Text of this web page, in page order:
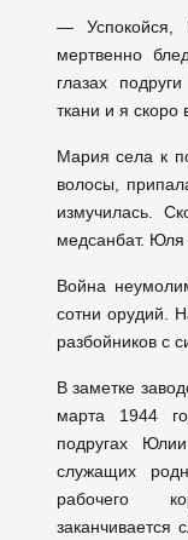
— Успокойся,
мертвенно
глазах
ткани и я скоро
Мария села к
волосы,
измучилась.
медсанбат. Юля
Война
сотни орудий.
разбойников с
В заметке
марта 1944
подругах
служащих
рабочего